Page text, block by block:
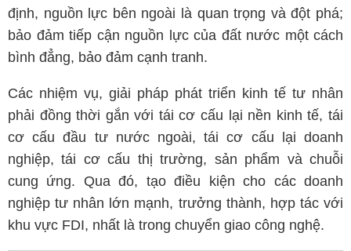
định, nguồn lực bên ngoài là quan trọng và đột phá;
bảo đảm tiếp cận nguồn lực của đất nước một cách
bình đẳng, bảo đảm cạnh tranh.
Các nhiệm vụ, giải pháp phát triển kinh tế tư nhân
phải đồng thời gắn với tái cơ cấu lại nền kinh tế, tái
cơ cấu đầu tư nước ngoài, tái cơ cấu lại doanh
nghiệp, tái cơ cấu thị trường, sản phẩm và chuỗi
cung ứng. Qua đó, tạo điều kiện cho các doanh
nghiệp tư nhân lớn mạnh, trưởng thành, hợp tác với
khu vực FDI, nhất là trong chuyển giao công nghệ.